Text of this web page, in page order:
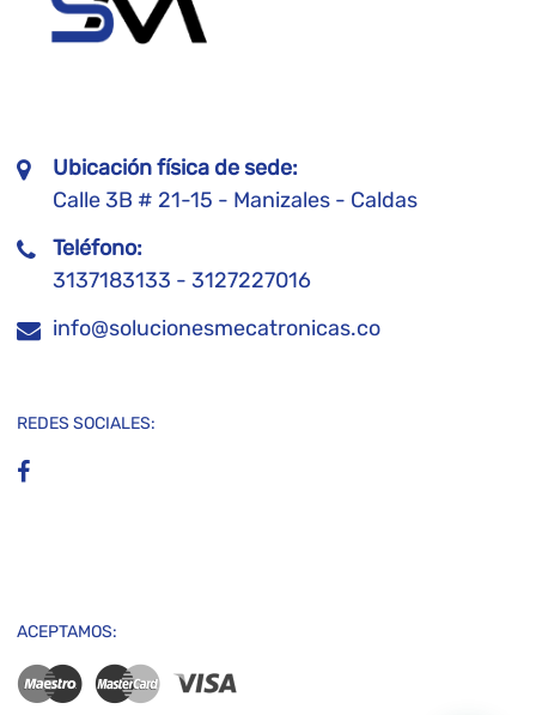
Ubicación física de sede:
Calle 3B # 21-15 - Manizales - Caldas
Teléfono:
3137183133 - 3127227016
info@solucionesmecatronicas.co
REDES SOCIALES:
ACEPTAMOS: